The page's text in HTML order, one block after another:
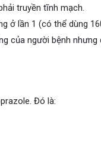
truyền tĩnh mạch.
ở lần 1 (có thể dùng
của người bệnh nhưng
Đó là: